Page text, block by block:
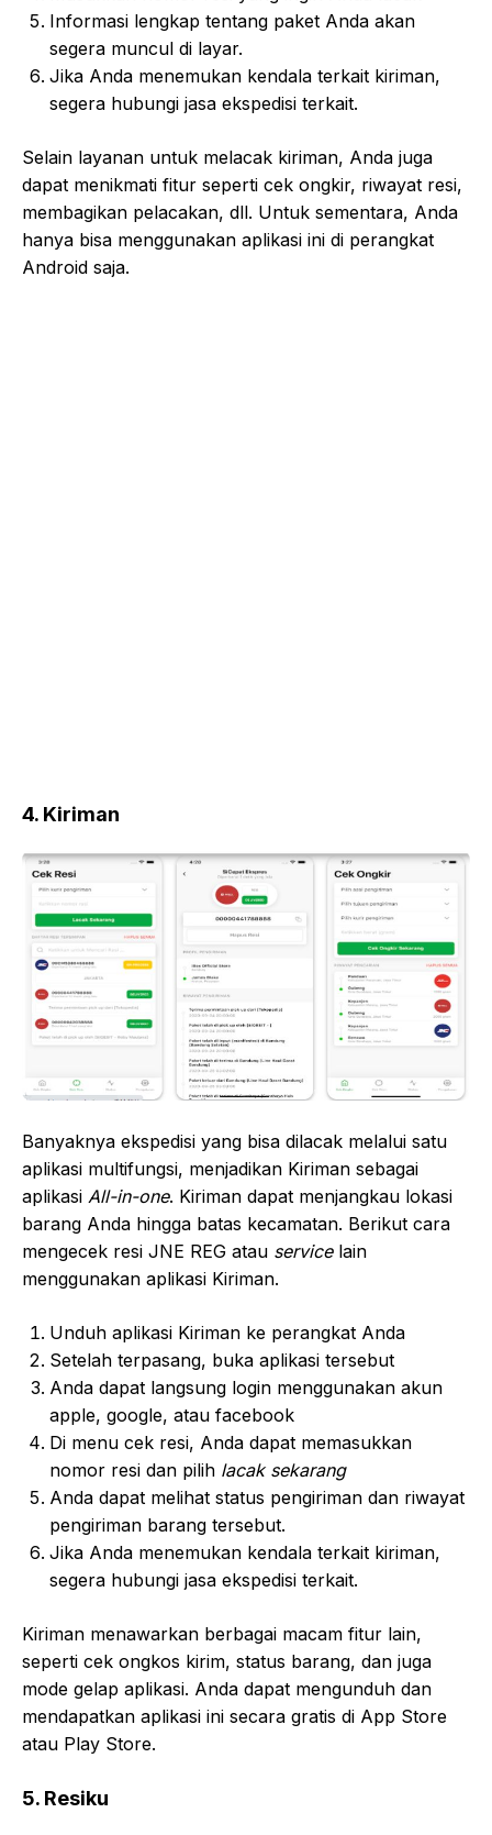
Informasi lengkap tentang paket Anda akan
segera muncul di layar.
Jika Anda menemukan kendala terkait kiriman,
segera hubungi jasa ekspedisi terkait.
Selain layanan untuk melacak kiriman, Anda juga
dapat menikmati fitur seperti cek ongkir, riwayat resi,
membagikan pelacakan, dll. Untuk sementara, Anda
hanya bisa menggunakan aplikasi ini di perangkat
Android saja.
4. Kiriman
Banyaknya ekspedisi yang bisa dilacak melalui satu
aplikasi multifungsi, menjadikan Kiriman sebagai
aplikasi All-in-one. Kiriman dapat menjangkau lokasi
barang Anda hingga batas kecamatan. Berikut cara
mengecek resi JNE REG atau service lain
menggunakan aplikasi Kiriman.
Unduh aplikasi Kiriman ke perangkat Anda
Setelah terpasang, buka aplikasi tersebut
Anda dapat langsung login menggunakan akun
apple, google, atau facebook
Di menu cek resi, Anda dapat memasukkan
nomor resi dan pilih lacak sekarang
Anda dapat melihat status pengiriman dan riwayat
pengiriman barang tersebut.
Jika Anda menemukan kendala terkait kiriman,
segera hubungi jasa ekspedisi terkait.
Kiriman menawarkan berbagai macam fitur lain,
seperti cek ongkos kirim, status barang, dan juga
mode gelap aplikasi. Anda dapat mengunduh dan
mendapatkan aplikasi ini secara gratis di App Store
atau Play Store.
5. Resiku